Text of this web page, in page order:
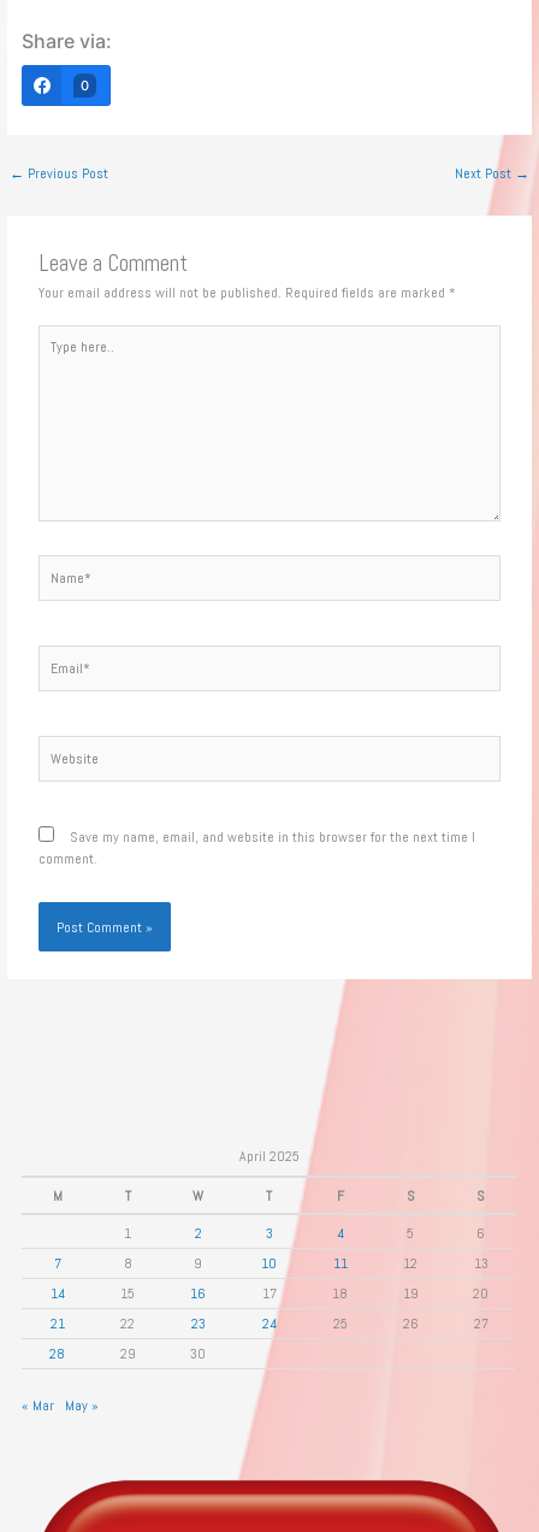
Share via:
0
← Previous Post Next Post →
Leave a Comment
Your email address will not be published. Required fields are marked *
here..
Save my name, email, and website in this browser for the next time I
comment.
April 2025
M T W T F S S
1 2 3 4 5
6
7
8 9 10 11 12
13
14
15 16 17 18 19
20
21
22 23 24 25 26
27
28
29 30
« Mar May »